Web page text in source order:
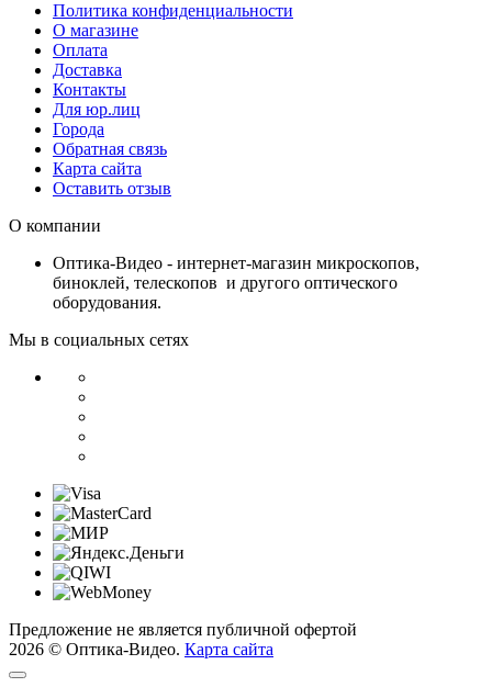
Политика конфиденциальности
О магазине
Оплата
Доставка
Контакты
Для юр.лиц
Города
Обратная связь
Карта сайта
Оставить отзыв
О компании
Оптика-Видео - интернет-магазин микроскопов,
биноклей, телескопов и другого оптического
оборудования.
Мы в социальных сетях
Предложение не является публичной офертой
2026 © Оптика-Видео. Карта сайта